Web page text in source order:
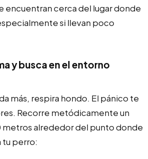
encuentran cerca del lugar donde
si llevan poco
y busca en el entorno
más, respira hondo. El pánico te
Recorre metódicamente un
alrededor del punto donde
tu perro: